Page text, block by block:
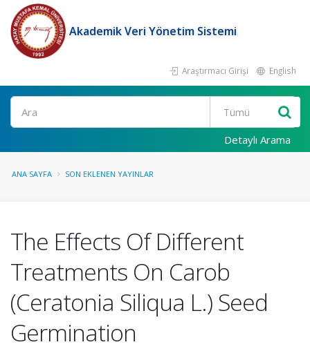
Akademik Veri Yönetim Sistemi
Araştırmacı Girişi English
Ara
Detaylı Arama
ANA SAYFA SON EKLENEN YAYINLAR
The Effects Of Different
Treatments On Carob
(Ceratonia Siliqua L.) Seed
Germination